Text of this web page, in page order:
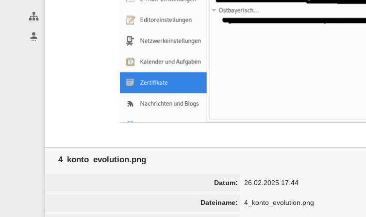
4_konto_evolution.png
Datum: 26.02.2025 17:44
Dateiname: 4_konto_evolution.png